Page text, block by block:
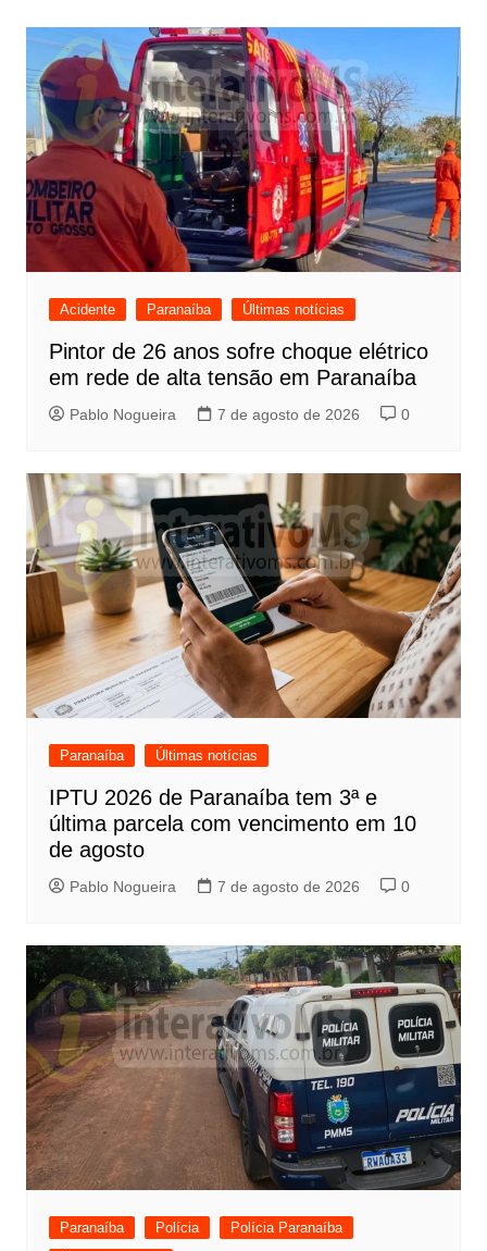
Post
Acidente Paranaíba Últimas notícias
Pintor de 26 anos sofre choque elétrico
em rede de alta tensão em Paranaíba
Pablo Nogueira 7 de agosto de 2026 0
Paranaíba Últimas notícias
IPTU 2026 de Paranaíba tem 3ª e
última parcela com vencimento em 10
de agosto
Pablo Nogueira 7 de agosto de 2026 0
Paranaíba Polícia
Polícia Paranaíba